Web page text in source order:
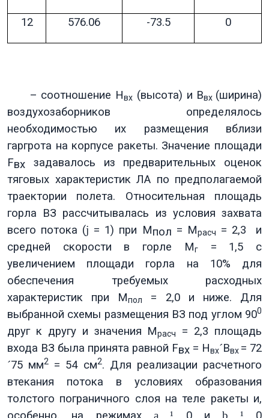
12 576.06 -73.5 0
– соотношение Нвх (высота) и Ввх (ширина)
воздухозаборников определялось
необходимостью их размещения вблизи
гаргрота на корпусе ракеты. Значение площади
Fвх задавалось из предварительных оценок
тяговых характеристик ЛА по предполагаемой
траектории полета. Относительная площадь
горла ВЗ рассчитывалась из условия захвата
всего потока (j = 1) при Mпол = Мрасч
= 2,3 и
средней скорости в горле Мг= 1,5 с
увеличением площади горла на 10% для
обеспечения требуемых расходных
характеристик при Мпол
= 2,0 и ниже. Для
выбранной схемы размещения ВЗ под углом 900
друг к другу и значения Мрасч
= 2,3 площадь
входа ВЗ была принята равной Fвх = Нвх´Ввх = 72
´75 мм2 = 54 см2. Для реализации расчетного
втекания потока в условиях образования
толстого пограничного слоя на теле ракеты и,
a ¹ b ¹